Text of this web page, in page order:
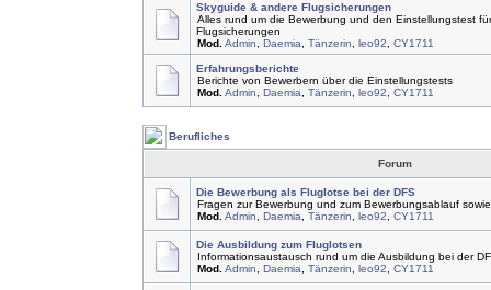
Skyguide & andere Flugsicherungen
Alles rund um die Bewerbung und den Einstellungstest
Flugsicherungen
Mod. Admin Daemia Tänzerin leo92 CY1711
Erfahrungsberichte
Berichte von Bewerbern über die Einstellungstests
Mod. Admin Daemia Tänzerin leo92 CY1711
Berufliches
Forum
Die Bewerbung als Fluglotse bei der DFS
Fragen zur Bewerbung und zum Bewerbungsablauf
Mod. Admin Daemia Tänzerin leo92 CY1711
Die Ausbildung zum Fluglotsen
Informationsaustausch rund um die Ausbildung bei der
Mod. Admin Daemia Tänzerin leo92 CY1711